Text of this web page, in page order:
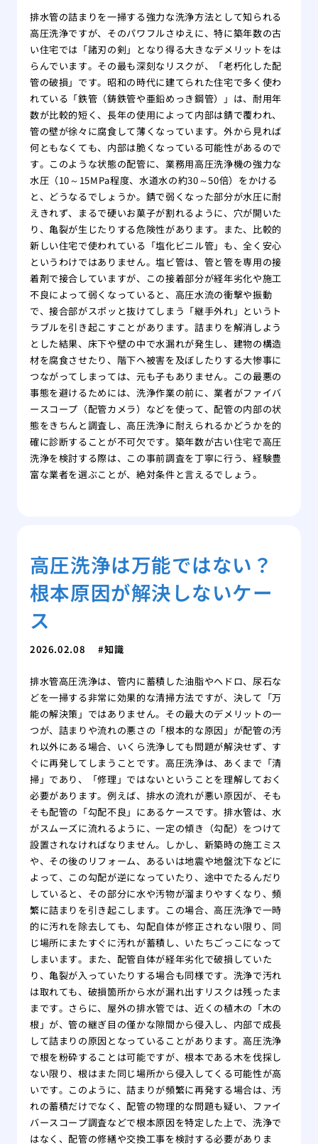
排水管の詰まりを一掃する強力な洗浄方法として知られる
高圧洗浄ですが、そのパワフルさゆえに、特に築年数の古
い住宅では「諸刃の剣」となり得る大きなデメリットをは
らんでいます。その最も深刻なリスクが、「老朽化した配
管の破損」です。昭和の時代に建てられた住宅で多く使わ
れている「鉄管（鋳鉄管や亜鉛めっき鋼管）」は、耐用年
数が比較的短く、長年の使用によって内部は錆で覆われ、
管の壁が徐々に腐食して薄くなっています。外から見れば
何ともなくても、内部は脆くなっている可能性があるので
す。このような状態の配管に、業務用高圧洗浄機の強力な
水圧（10～15MPa程度、水道水の約30～50倍）をかける
と、どうなるでしょうか。錆で弱くなった部分が水圧に耐
えきれず、まるで硬いお菓子が割れるように、穴が開いた
り、亀裂が生じたりする危険性があります。また、比較的
新しい住宅で使われている「塩化ビニル管」も、全く安心
というわけではありません。塩ビ管は、管と管を専用の接
着剤で接合していますが、この接着部分が経年劣化や施工
不良によって弱くなっていると、高圧水流の衝撃や振動
で、接合部がスポッと抜けてしまう「継手外れ」というト
ラブルを引き起こすことがあります。詰まりを解消しよう
とした結果、床下や壁の中で水漏れが発生し、建物の構造
材を腐食させたり、階下へ被害を及ぼしたりする大惨事に
つながってしまっては、元も子もありません。この最悪の
事態を避けるためには、洗浄作業の前に、業者がファイバ
ースコープ（配管カメラ）などを使って、配管の内部の状
態をきちんと調査し、高圧洗浄に耐えられるかどうかを的
確に診断することが不可欠です。築年数が古い住宅で高圧
洗浄を検討する際は、この事前調査を丁寧に行う、経験豊
富な業者を選ぶことが、絶対条件と言えるでしょう。
高圧洗浄は万能ではない？
根本原因が解決しないケー
ス
2026.02.08 知識
排水管高圧洗浄は、管内に蓄積した油脂やヘドロ、尿石な
どを一掃する非常に効果的な清掃方法ですが、決して「万
能の解決策」ではありません。その最大のデメリットの一
つが、詰まりや流れの悪さの「根本的な原因」が配管の汚
れ以外にある場合、いくら洗浄しても問題が解決せず、す
ぐに再発してしまうことです。高圧洗浄は、あくまで「清
掃」であり、「修理」ではないということを理解しておく
必要があります。例えば、排水の流れが悪い原因が、そも
そも配管の「勾配不良」にあるケースです。排水管は、水
がスムーズに流れるように、一定の傾き（勾配）をつけて
設置されなければなりません。しかし、新築時の施工ミス
や、その後のリフォーム、あるいは地震や地盤沈下などに
よって、この勾配が逆になっていたり、途中でたるんだり
していると、その部分に水や汚物が溜まりやすくなり、頻
繁に詰まりを引き起こします。この場合、高圧洗浄で一時
的に汚れを除去しても、勾配自体が修正されない限り、同
じ場所にまたすぐに汚れが蓄積し、いたちごっこになって
しまいます。また、配管自体が経年劣化で破損していた
り、亀裂が入っていたりする場合も同様です。洗浄で汚れ
は取れても、破損箇所から水が漏れ出すリスクは残ったま
まです。さらに、屋外の排水管では、近くの植木の「木の
根」が、管の継ぎ目の僅かな隙間から侵入し、内部で成長
して詰まりの原因となっていることがあります。高圧洗浄
で根を粉砕することは可能ですが、根本である木を伐採し
ない限り、根はまた同じ場所から侵入してくる可能性が高
いです。このように、詰まりが頻繁に再発する場合は、汚
れの蓄積だけでなく、配管の物理的な問題も疑い、ファイ
バースコープ調査などで根本原因を特定した上で、洗浄で
はなく、配管の修繕や交換工事を検討する必要がありま